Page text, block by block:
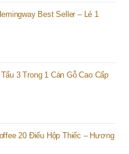
Best Seller – Lẻ 1
3 Trong 1 Cán Gỗ Cao Cấp
20 Điếu Hộp Thiếc – Hương